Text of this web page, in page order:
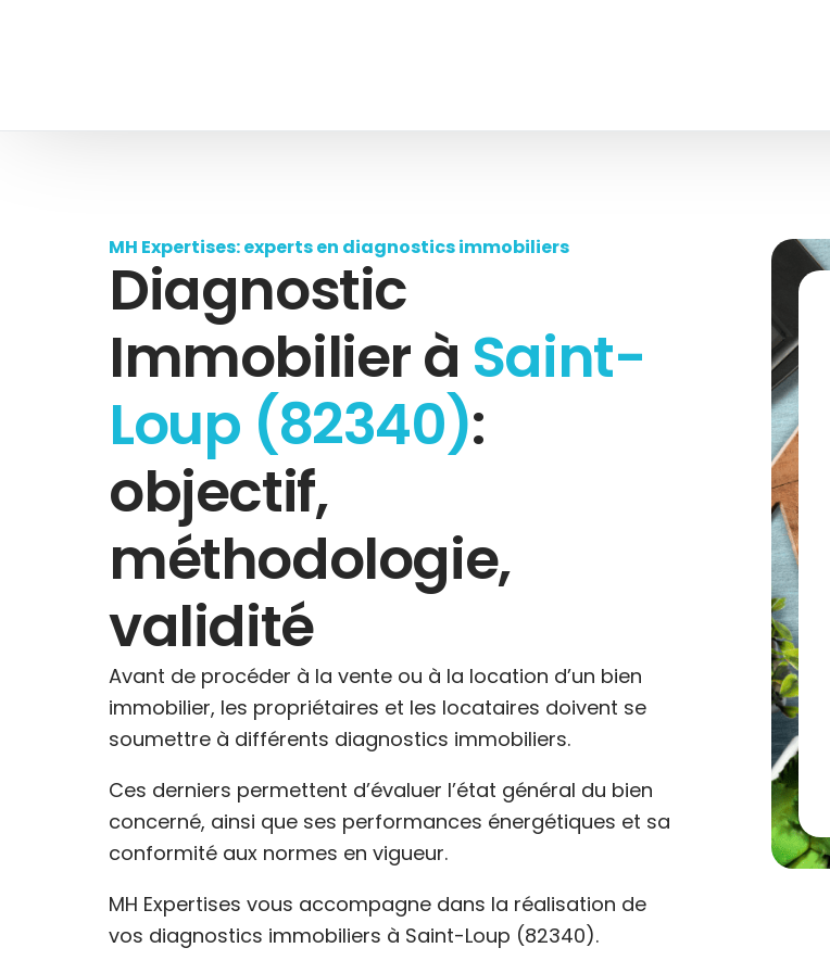
MH Expertises: experts en diagnostics immobiliers
Diagnostic
Immobilier à Saint-
Loup (82340):
objectif,
méthodologie,
validité
Avant de procéder à la vente ou à la location d’un bien
immobilier, les propriétaires et les locataires doivent se
soumettre à différents diagnostics immobiliers.
Ces derniers permettent d’évaluer l’état général du bien
concerné, ainsi que ses performances énergétiques et sa
conformité aux normes en vigueur.
MH Expertises vous accompagne dans la réalisation de
vos diagnostics immobiliers à Saint-Loup (82340).